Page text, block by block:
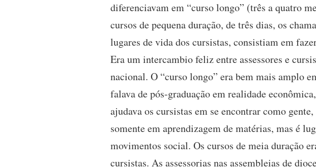
diferenciavam em “curso longo” (três a quatro
cursos de pequena duração, de três dias, os
lugares de vida dos cursistas, consistiam em
Era um intercambio feliz entre assessores e
nacional. O “curso longo” era bem mais amplo
falava de pós-graduação em realidade
ajudava os cursistas em se encontrar como
somente em aprendizagem de matérias, mas é
movimentos social. Os cursos de meia duração
cursistas. As assessorias nas assembleias de